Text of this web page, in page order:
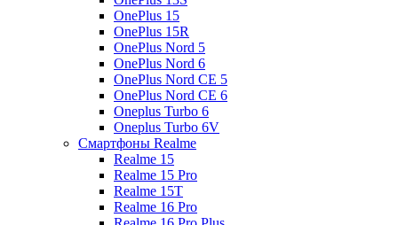
OnePlus 15
OnePlus 15R
OnePlus Nord 5
OnePlus Nord 6
OnePlus Nord CE 5
OnePlus Nord CE 6
Oneplus Turbo 6
Oneplus Turbo 6V
Смартфоны Realme
Realme 15
Realme 15 Pro
Realme 15T
Realme 16 Pro